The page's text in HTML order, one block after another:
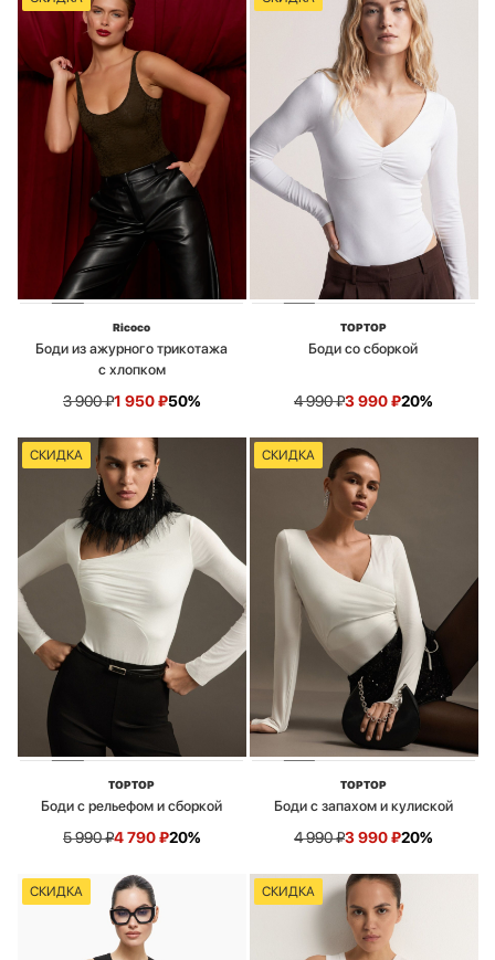
Ricoco
Боди из ажурного трикотажа
с хлопком
3 900₽1 950₽50%
TOPTOP
Боди со сборкой
4 990₽3 990₽20%
СКИДКА
TOPTOP
Боди с рельефом и сборкой
5 990₽4 790₽20%
СКИДКА
TOPTOP
Боди с запахом и кулиской
4 990₽3 990₽20%
СКИДКА СКИДКА